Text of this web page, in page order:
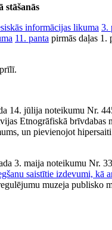
stāšanās
informācijas likuma 3.
11. panta pirmās daļas 1.
14. jūlija noteikumu Nr.
Etnogrāfiskā
un pievienojot
3. maija noteikumu Nr.
saistītie izdevumi, kā
muzeja publisko